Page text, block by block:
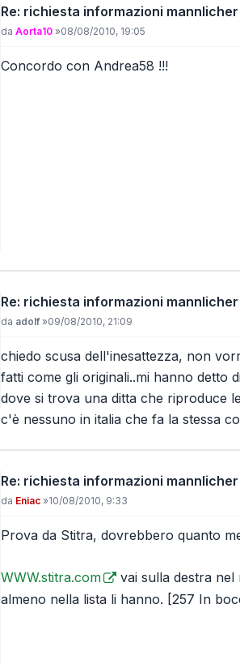
Re: richiesta informazioni
Messaggio
da Aorta10 »08/08/2010, 19:05
Concordo con Andrea58 !!!
Re: richiesta informazioni
Messaggio
da adolf »09/08/2010, 21:09
chiedo scusa dell'inesattezza, non
fatti come gli originali..mi hanno detto
dove si trova una ditta che riproduce
c'è nessuno in italia che fa la stessa
Re: richiesta informazioni
Messaggio
da Eniac »10/08/2010, 9:33
Prova da Stitra, dovrebbero quanto
WWW.stitra.com
vai sulla destra
almeno nella lista li hanno. [257 In